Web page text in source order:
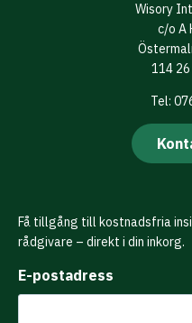
Wisory
c/o A
114
Tel:
Få tillgång till kostnadsfria
rådgivare – direkt i din inkorg.
E-postadress